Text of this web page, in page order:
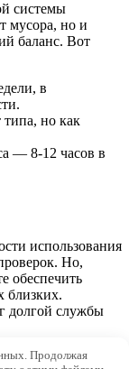
системы
мусора, но и
баланс. Вот
в
но как
— 8-12 часов в
использования
Но,
обеспечить
близких.
долгой службы
Продолжая